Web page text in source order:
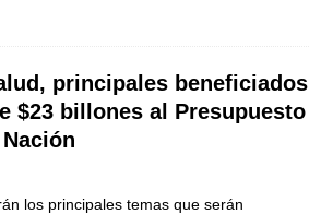
empresarial JUDICIALES
principales beneficiados
$23 billones al Presupuesto
los principales temas que serán